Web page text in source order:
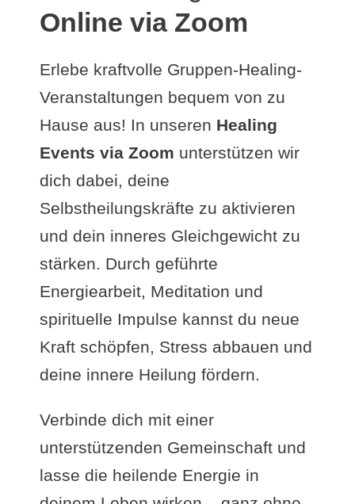
Online via Zoom
Erlebe kraftvolle Gruppen-Healing-
Veranstaltungen bequem von zu
Hause aus! In unseren Healing
Events via Zoom unterstützen wir
dich dabei, deine
Selbstheilungskräfte zu aktivieren
und dein inneres Gleichgewicht zu
stärken. Durch geführte
Energiearbeit, Meditation und
spirituelle Impulse kannst du neue
Kraft schöpfen, Stress abbauen und
deine innere Heilung fördern.
Verbinde dich mit einer
unterstützenden Gemeinschaft und
lasse die heilende Energie in